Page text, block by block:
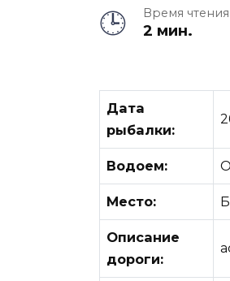
Время чтения
2 мин.
Дата
рыбалки:
Водоем:
Место:
Описание
дороги: